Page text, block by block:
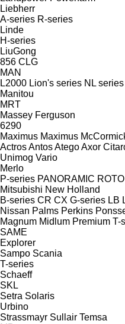
Liebherr
A-series R-series
Linde
H-series
LiuGong
856 CLG
MAN
L2000 Lion's series NL series
Manitou
MRT
Massey Ferguson
6290
Maximus Maximus
ActrosAntosAtegoAxor
Unimog Vario
Merlo
P-series PANORAMIC ROTO
Mitsubishi New Holland
B-series CR CX G-series LB
Nissan Palms Perkins
Magnum Midlum Premium T-
SAME
Explorer
Sampo Scania
T-series
Schaeff
SKL
Setra Solaris
Urbino
Strassmayr Sullair Temsa